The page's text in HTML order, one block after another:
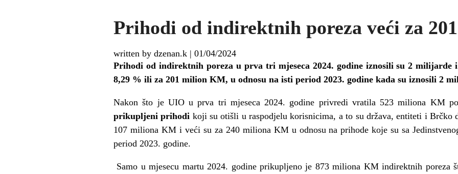
Prihodi od indirektnih poreza veći za
written by dzenan.k | 01/04/2024
Prihodi od indirektnih poreza u prva tri mjeseca 2024. godine iznosili su 2 milijarde
8,29 % ili za 201 milion KM, u odnosu na isti period 2023. godine kada su iznosili 2
Nakon što je UIO u prva tri mjeseca 2024. godine privredi vratila 523 miliona KM
prikupljeni prihodi koji su otišli u raspodjelu korisnicima, a to su država, entiteti i
107 miliona KM i veći su za 240 miliona KM u odnosu na prihode koje su sa
period 2023. godine.
Samo u mjesecu martu 2024. godine prikupljeno je 873 miliona KM indirektnih